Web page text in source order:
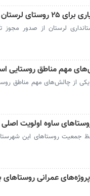
لرستان
مهم مناطق روستایی
یکی از چالش‌های مهم مناطق
ساوه اولویت اصلی
جمعیت روستاهای این
پروژه‌های عمرانی